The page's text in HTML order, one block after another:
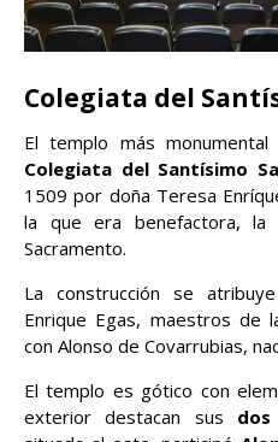
Colegiata del
El templo más
Colegiata del Santísimo
1509 por doña Teresa
la que era benefactora, la
Sacramento.
La construcción se
Enrique Egas, maestros de
con Alonso de Covarrubias,
El templo es gótico con
exterior destacan sus